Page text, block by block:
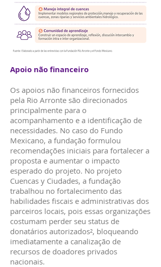
Apoio não financeiro
Os apoios não financeiros fornecidos
pela Rio Arronte são direcionados
principalmente para o
acompanhamento e a identificação de
necessidades. No caso do Fundo
Mexicano, a fundação formulou
recomendações iniciais para fortalecer a
proposta e aumentar o impacto
esperado do projeto. No projeto
Cuencas y Ciudades, a fundação
trabalhou no fortalecimento das
habilidades fiscais e administrativas dos
parceiros locais, pois essas organizações
costumam perder seu status de
donatários autorizados², bloqueando
imediatamente a canalização de
recursos de doadores privados
nacionais.